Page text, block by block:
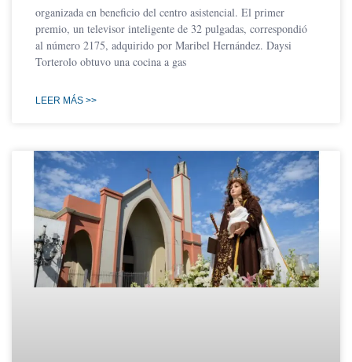
organizada en beneficio del centro asistencial. El primer
premio, un televisor inteligente de 32 pulgadas, correspondió
al número 2175, adquirido por Maribel Hernández. Daysi
Torterolo obtuvo una cocina a gas
LEER MÁS >>